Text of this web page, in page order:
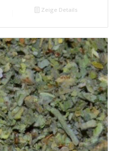
Zeige Details